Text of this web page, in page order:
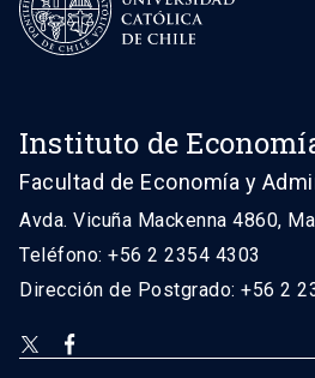
Instituto de
Facultad de Economía y
Avda. Vicuña Mackenna 4860,
Teléfono: +56 2 2354 4303
Dirección de Postgrado: +56 2